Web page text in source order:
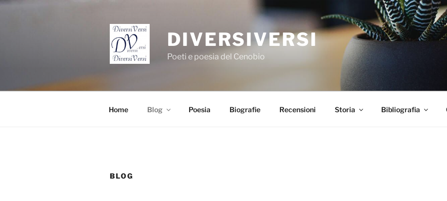
Salta
DIVERSIVERSI
Poeti e poesia del Cenobio
Home Blog Poesia Biografie Recensioni Storia Bibliografia
BLOG